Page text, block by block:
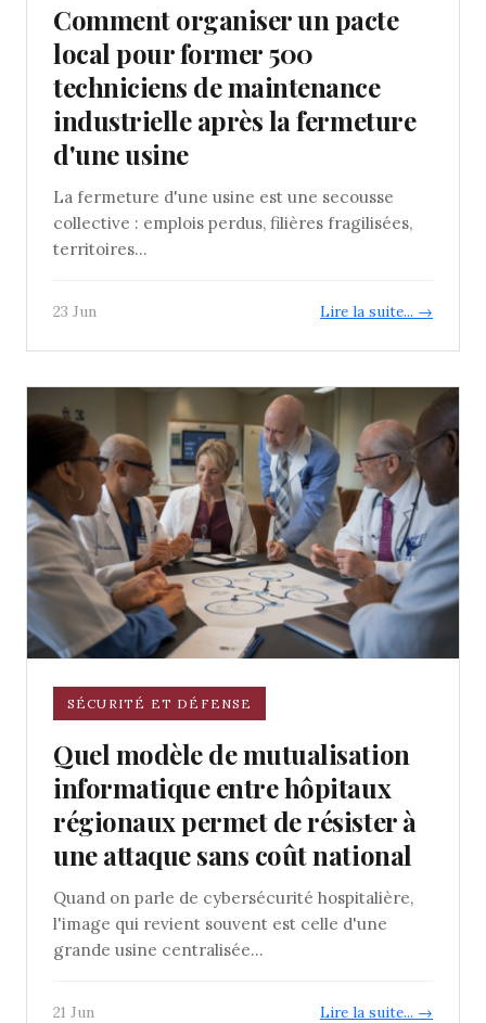
Comment organiser un pacte
local pour former 500
techniciens de maintenance
industrielle après la fermeture
d'une usine
La fermeture d'une usine est une secousse
collective : emplois perdus, filières fragilisées,
territoires...
23 Jun Lire la suite... →
SÉCURITÉ ET DÉFENSE
Quel modèle de mutualisation
informatique entre hôpitaux
régionaux permet de résister à
une attaque sans coût national
Quand on parle de cybersécurité hospitalière,
l'image qui revient souvent est celle d'une
grande usine centralisée...
21 Jun Lire la suite... →